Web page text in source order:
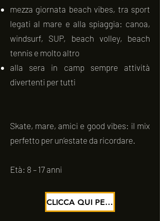
mezza giornata beach vibes, tra sport
legati al mare e alla spiaggia: canoa,
windsurf, SUP, beach volley, beach
tennis e molto altro
alla sera in camp sempre attività
divertenti per tutti
Skate, mare, amici e good vibes: il mix
perfetto per un’estate da ricordare.
Età: 8 – 17 anni
CLICCA QUI PER ISCCRIVERTI ORA